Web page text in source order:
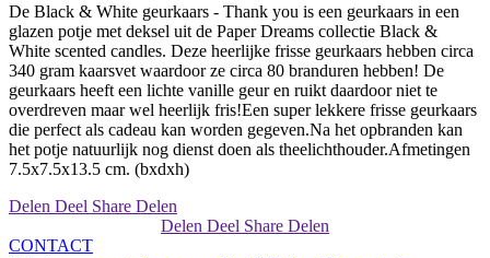
De Black & White geurkaars - Thank you is een geurkaars in een
glazen potje met deksel uit de Paper Dreams collectie Black &
White scented candles. Deze heerlijke frisse geurkaars hebben circa
340 gram kaarsvet waardoor ze circa 80 branduren hebben! De
geurkaars heeft een lichte vanille geur en ruikt daardoor niet te
overdreven maar wel heerlijk fris!Een super lekkere frisse geurkaars
die perfect als cadeau kan worden gegeven.Na het opbranden kan
het potje natuurlijk nog dienst doen als theelichthouder.Afmetingen
7.5x7.5x13.5 cm. (bxdxh)
Delen Deel Share Delen
Delen Deel Share Delen
CONTACT